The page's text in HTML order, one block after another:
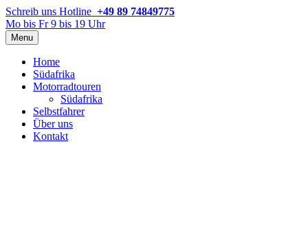
Schreib uns Hotline +49 89 74849775
Mo bis Fr 9 bis 19 Uhr
Menu
Home
Südafrika
Motorradtouren
Südafrika
Selbstfahrer
Über uns
Kontakt